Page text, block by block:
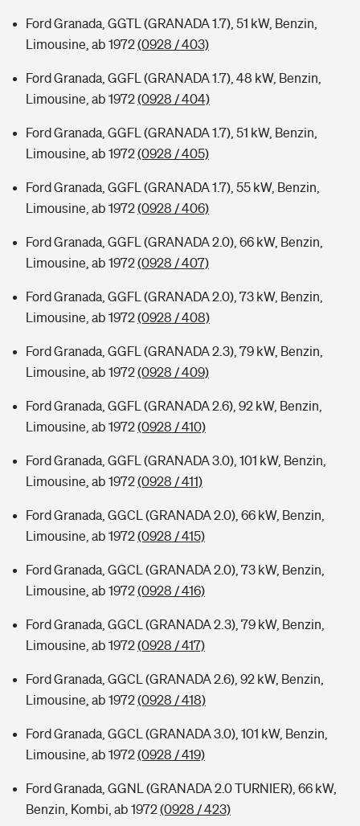
Ford Granada, GGTL (GRANADA 1.7), 51 kW, Benzin,
Limousine, ab 1972(0928 / 403)
Ford Granada, GGFL (GRANADA 1.7), 48 kW, Benzin,
Limousine, ab 1972(0928 / 404)
Ford Granada, GGFL (GRANADA 1.7), 51 kW, Benzin,
Limousine, ab 1972(0928 / 405)
Ford Granada, GGFL (GRANADA 1.7), 55 kW, Benzin,
Limousine, ab 1972(0928 / 406)
Ford Granada, GGFL (GRANADA 2.0), 66 kW, Benzin,
Limousine, ab 1972(0928 / 407)
Ford Granada, GGFL (GRANADA 2.0), 73 kW, Benzin,
Limousine, ab 1972(0928 / 408)
Ford Granada, GGFL (GRANADA 2.3), 79 kW, Benzin,
Limousine, ab 1972(0928 / 409)
Ford Granada, GGFL (GRANADA 2.6), 92 kW, Benzin,
Limousine, ab 1972(0928 / 410)
Ford Granada, GGFL (GRANADA 3.0), 101 kW, Benzin,
Limousine, ab 1972(0928 / 411)
Ford Granada, GGCL (GRANADA 2.0), 66 kW, Benzin,
Limousine, ab 1972(0928 / 415)
Ford Granada, GGCL (GRANADA 2.0), 73 kW, Benzin,
Limousine, ab 1972(0928 / 416)
Ford Granada, GGCL (GRANADA 2.3), 79 kW, Benzin,
Limousine, ab 1972(0928 / 417)
Ford Granada, GGCL (GRANADA 2.6), 92 kW, Benzin,
Limousine, ab 1972(0928 / 418)
Ford Granada, GGCL (GRANADA 3.0), 101 kW, Benzin,
Limousine, ab 1972(0928 / 419)
Ford Granada, GGNL (GRANADA 2.0 TURNIER), 66 kW,
Benzin, Kombi, ab 1972(0928 / 423)